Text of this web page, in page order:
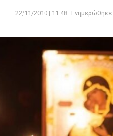
22/11/2010 | 11:48 Ενημερώθηκε: